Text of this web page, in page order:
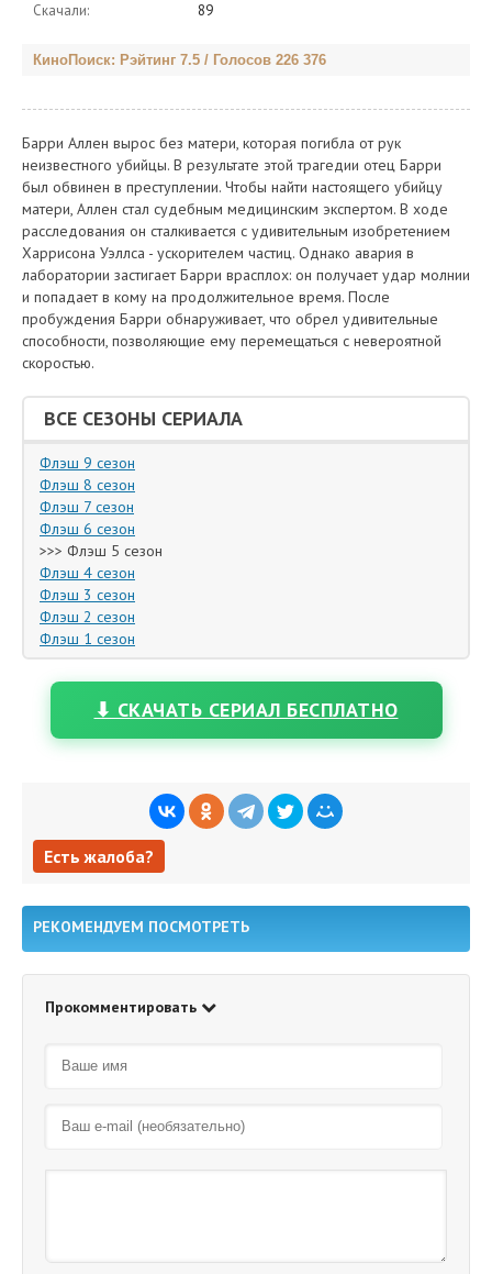
Скачали:
89
КиноПоиск: Рэйтинг 7.5 / Голосов 226 376
Барри Аллен вырос без матери, которая погибла от рук
неизвестного убийцы. В результате этой трагедии отец Барри
был обвинен в преступлении. Чтобы найти настоящего убийцу
матери, Аллен стал судебным медицинским экспертом. В ходе
расследования он сталкивается с удивительным изобретением
Харрисона Уэллса - ускорителем частиц. Однако авария в
лаборатории застигает Барри врасплох: он получает удар молнии
и попадает в кому на продолжительное время. После
пробуждения Барри обнаруживает, что обрел удивительные
способности, позволяющие ему перемещаться с невероятной
скоростью.
ВСЕ СЕЗОНЫ СЕРИАЛА
Флэш 9 сезон
Флэш 8 сезон
Флэш 7 сезон
Флэш 6 сезон
>>> Флэш 5 сезон
Флэш 4 сезон
Флэш 3 сезон
Флэш 2 сезон
Флэш 1 сезон
⬇ СКАЧАТЬ СЕРИАЛ БЕСПЛАТНО
Есть жалоба?
РЕКОМЕНДУЕМ ПОСМОТРЕТЬ
Прокомментировать